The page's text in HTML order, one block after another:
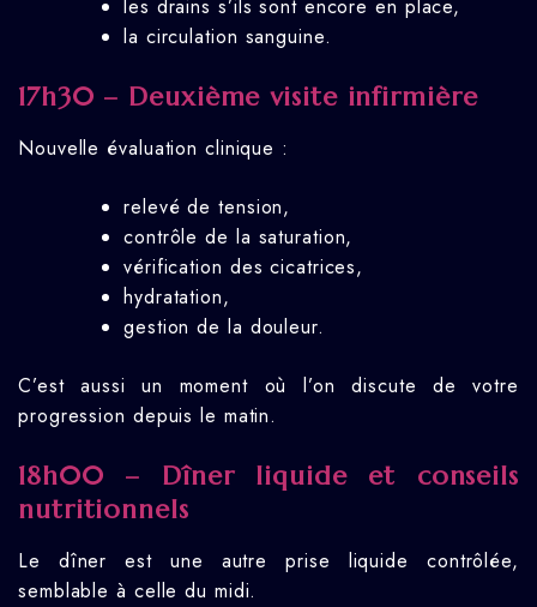
les drains s’ils sont encore en place,
la circulation sanguine.
17h30 – Deuxième visite infirmière
Nouvelle évaluation clinique :
relevé de tension,
contrôle de la saturation,
vérification des cicatrices,
hydratation,
gestion de la douleur.
C’est aussi un moment où l’on discute de votre
progression depuis le matin.
18h00 – Dîner liquide et conseils
nutritionnels
Le dîner est une autre prise liquide contrôlée,
semblable à celle du midi.